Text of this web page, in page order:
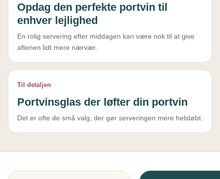
Opdag den perfekte portvin til
enhver lejlighed
En rolig servering efter middagen kan være nok til at give
aftenen lidt mere nærvær.
Til detaljen
Portvinsglas der løfter din portvin
Det er ofte de små valg, der gør serveringen mere helstøbt.